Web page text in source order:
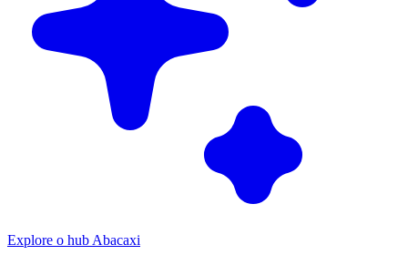
Explore o hub Abacaxi